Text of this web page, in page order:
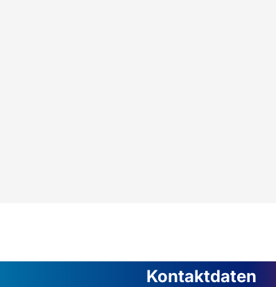
Kontaktdaten